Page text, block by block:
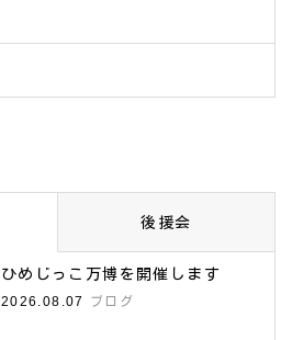
後援会
ひめじっこ万博を開催します
2026.08.07
ブログ